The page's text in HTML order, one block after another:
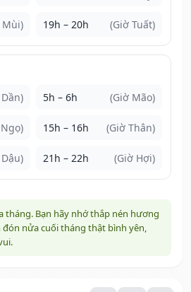
Mùi) 19h – 20h (Giờ Tuất)
5h – 6h (Giờ Mão)
15h – 16h (Giờ Thân)
21h – 22h (Giờ Hợi)
tháng. Bạn hãy nhớ thắp nén hương
đón nửa cuối tháng thật bình yên,